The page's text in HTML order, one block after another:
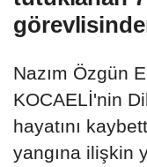
Nazım Özgün
KOCAELİ'nin
hayatını
yangına ilişkin